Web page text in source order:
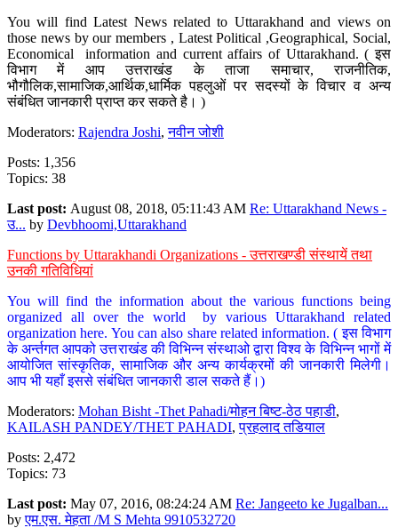
You will find Latest News related to Uttarakhand and views on
those news by our members , Latest Political ,Geographical, Social,
Economical information and current affairs of Uttarakhand. ( इस
विभाग में आप उत्तराखंड के ताजा समाचार, राजनीतिक,
भौगौलिक,सामाजिक,आर्थिक,धार्मिक पहलुओं पर सदस्यों के विचार व अन्य
संबंधित जानकारी प्राप्त कर सकते है। )
Moderators: Rajendra Joshi,नवीन जोशी
Posts: 1,356
Topics: 38
Last post: August 08, 2018, 05:11:43 AM Re: Uttarakhand News -
उ... by Devbhoomi,Uttarakhand
Functions by Uttarakhandi Organizations - उत्तराखण्डी संस्थायें तथा
उनकी गतिविधियां
You will find the information about the various functions being
organized all over the world by various Uttarakhand related
organization here. You can also share related information. ( इस विभाग
के अर्न्तगत आपको उत्तराखंड की विभिन्न संस्थाओ द्वारा विश्व के विभिन्न भागों में
आयोजित सांस्कृतिक, सामाजिक और अन्य कार्यक्रमों की जानकारी मिलेगी।
आप भी यहाँ इससे संबंधित जानकारी डाल सकते हैं।)
Moderators: Mohan Bisht -Thet Pahadi/मोहन बिष्ट-ठेठ पहाडी,
KAILASH PANDEY/THET PAHADI,प्रहलाद तडियाल
Posts: 2,472
Topics: 73
Last post: May 07, 2016, 08:24:24 AM Re: Jangeeto ke Jugalban...
byएम.एस. मेहता /M S Mehta 9910532720